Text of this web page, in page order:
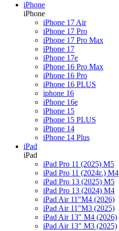
iPhone
iPhone
iPhone 17 Air
iPhone 17 Pro
iPhone 17 Pro Max
iPhone 17
iPhone 17e
iPhone 16 Pro Max
iPhone 16 Pro
iPhone 16 PLUS
iphone 16
iPhone 16e
iPhone 15
iPhone 15 PLUS
iPhone 14
iPhone 14 Plus
iPad
iPad
iPad Pro 11 (2025) M5
iPad Pro 11 (2024г.) M4
iPad Pro 13 (2025) M5
iPad Pro 13 (2024) M4
iPad Air 11"M4 (2026)
iPad Air 11"M3 (2025)
iPad Air 13" M4 (2026)
iPad Air 13" M3 (2025)